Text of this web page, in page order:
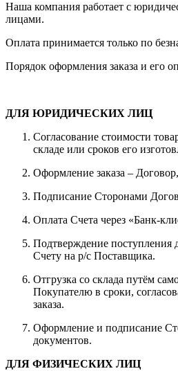
Наша компания работает с
лицами.
Оплата принимается только по
Порядок оформления заказа и его
ДЛЯ ЮРИДИЧЕСКИХ ЛИЦ
Согласование стоимости
складе или сроков его
Оформление заказа –
Подписание Сторонами
Оплата Счета через «Банк-
Подтверждение поступления
Счету на р/с Поставщика.
Отгрузка со склада путём
Покупателю в сроки,
заказа.
Оформление и подписание
документов.
ДЛЯ ФИЗИЧЕСКИХ ЛИЦ